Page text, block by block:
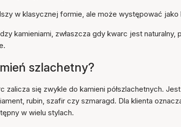
w klasycznej formie, ale może występować
kamieniami, zwłaszcza gdy kwarc jest
szlachetny?
zalicza się zwykle do kamieni półszlachetnych.
rubin, szafir czy szmaragd. Dla klienta
w wielu stylach.